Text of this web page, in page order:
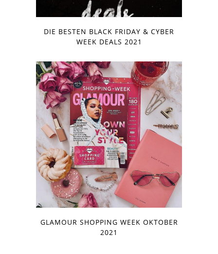
DIE BESTEN BLACK FRIDAY & CYBER
WEEK DEALS 2021
GLAMOUR SHOPPING WEEK OKTOBER
2021